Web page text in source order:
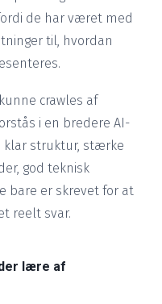
de har været med
til, hvordan
crawles af
i en bredere AI-
klar struktur, stærke
god teknisk
bare er skrevet for at
reelt svar.
lære af